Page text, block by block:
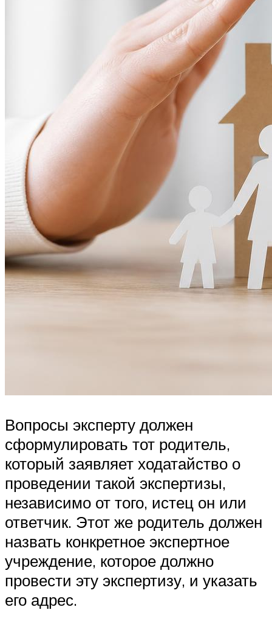
Вопросы эксперту должен
сформулировать тот родитель,
который заявляет ходатайство о
проведении такой экспертизы,
независимо от того, истец он или
ответчик. Этот же родитель должен
назвать конкретное экспертное
учреждение, которое должно
провести эту экспертизу, и указать
его адрес.